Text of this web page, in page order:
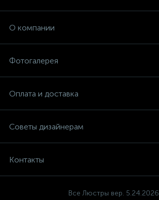
О компании
Фотогалерея
Оплата и доставка
Советы дизайнерам
Контакты
Все Люстры вер. 5.24.2026